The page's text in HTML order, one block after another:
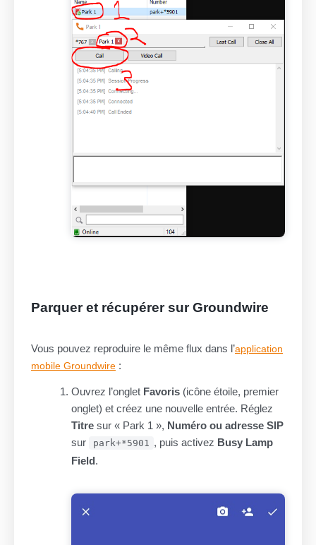
Parquer et récupérer sur Groundwire
Vous pouvez reproduire le même flux dans l’application
mobile Groundwire :
Ouvrez l’onglet Favoris (icône étoile, premier
onglet) et créez une nouvelle entrée. Réglez
Titre sur « Park 1 », Numéro ou adresse SIP
sur
park+*5901 , puis activez Busy Lamp
Field.